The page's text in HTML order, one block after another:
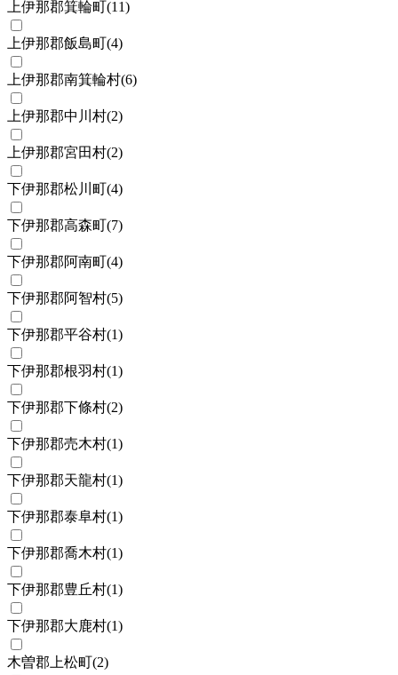
上伊那郡箕輪町(11)
上伊那郡飯島町(4)
上伊那郡南箕輪村(6)
上伊那郡中川村(2)
上伊那郡宮田村(2)
下伊那郡松川町(4)
下伊那郡高森町(7)
下伊那郡阿南町(4)
下伊那郡阿智村(5)
下伊那郡平谷村(1)
下伊那郡根羽村(1)
下伊那郡下條村(2)
下伊那郡売木村(1)
下伊那郡天龍村(1)
下伊那郡泰阜村(1)
下伊那郡喬木村(1)
下伊那郡豊丘村(1)
下伊那郡大鹿村(1)
木曽郡上松町(2)